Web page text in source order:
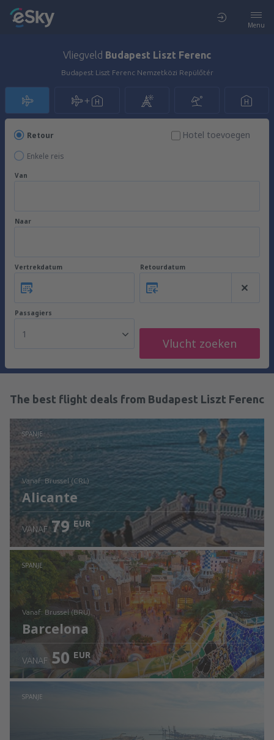
Menu
Vliegveld Budapest Liszt Ferenc
Budapest Liszt Ferenc Nemzetközi Repülőtér
Retour
Enkele reis
Hotel toevoegen
Van
Naar
Vertrekdatum Retourdatum
Passagiers
1
Vlucht zoeken
The best flight deals from Budapest Liszt Ferenc
SPANJE
vanaf: Brussel (CRL)
Alicante
Bekijk de details
VANAF 79 EUR
SPANJE
vanaf: Brussel (BRU)
Barcelona
Bekijk de details
VANAF 50 EUR
SPANJE